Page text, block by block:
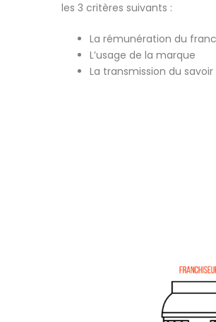
les 3 critères suivants :
La rémunération du
L’usage de la marque
La transmission du